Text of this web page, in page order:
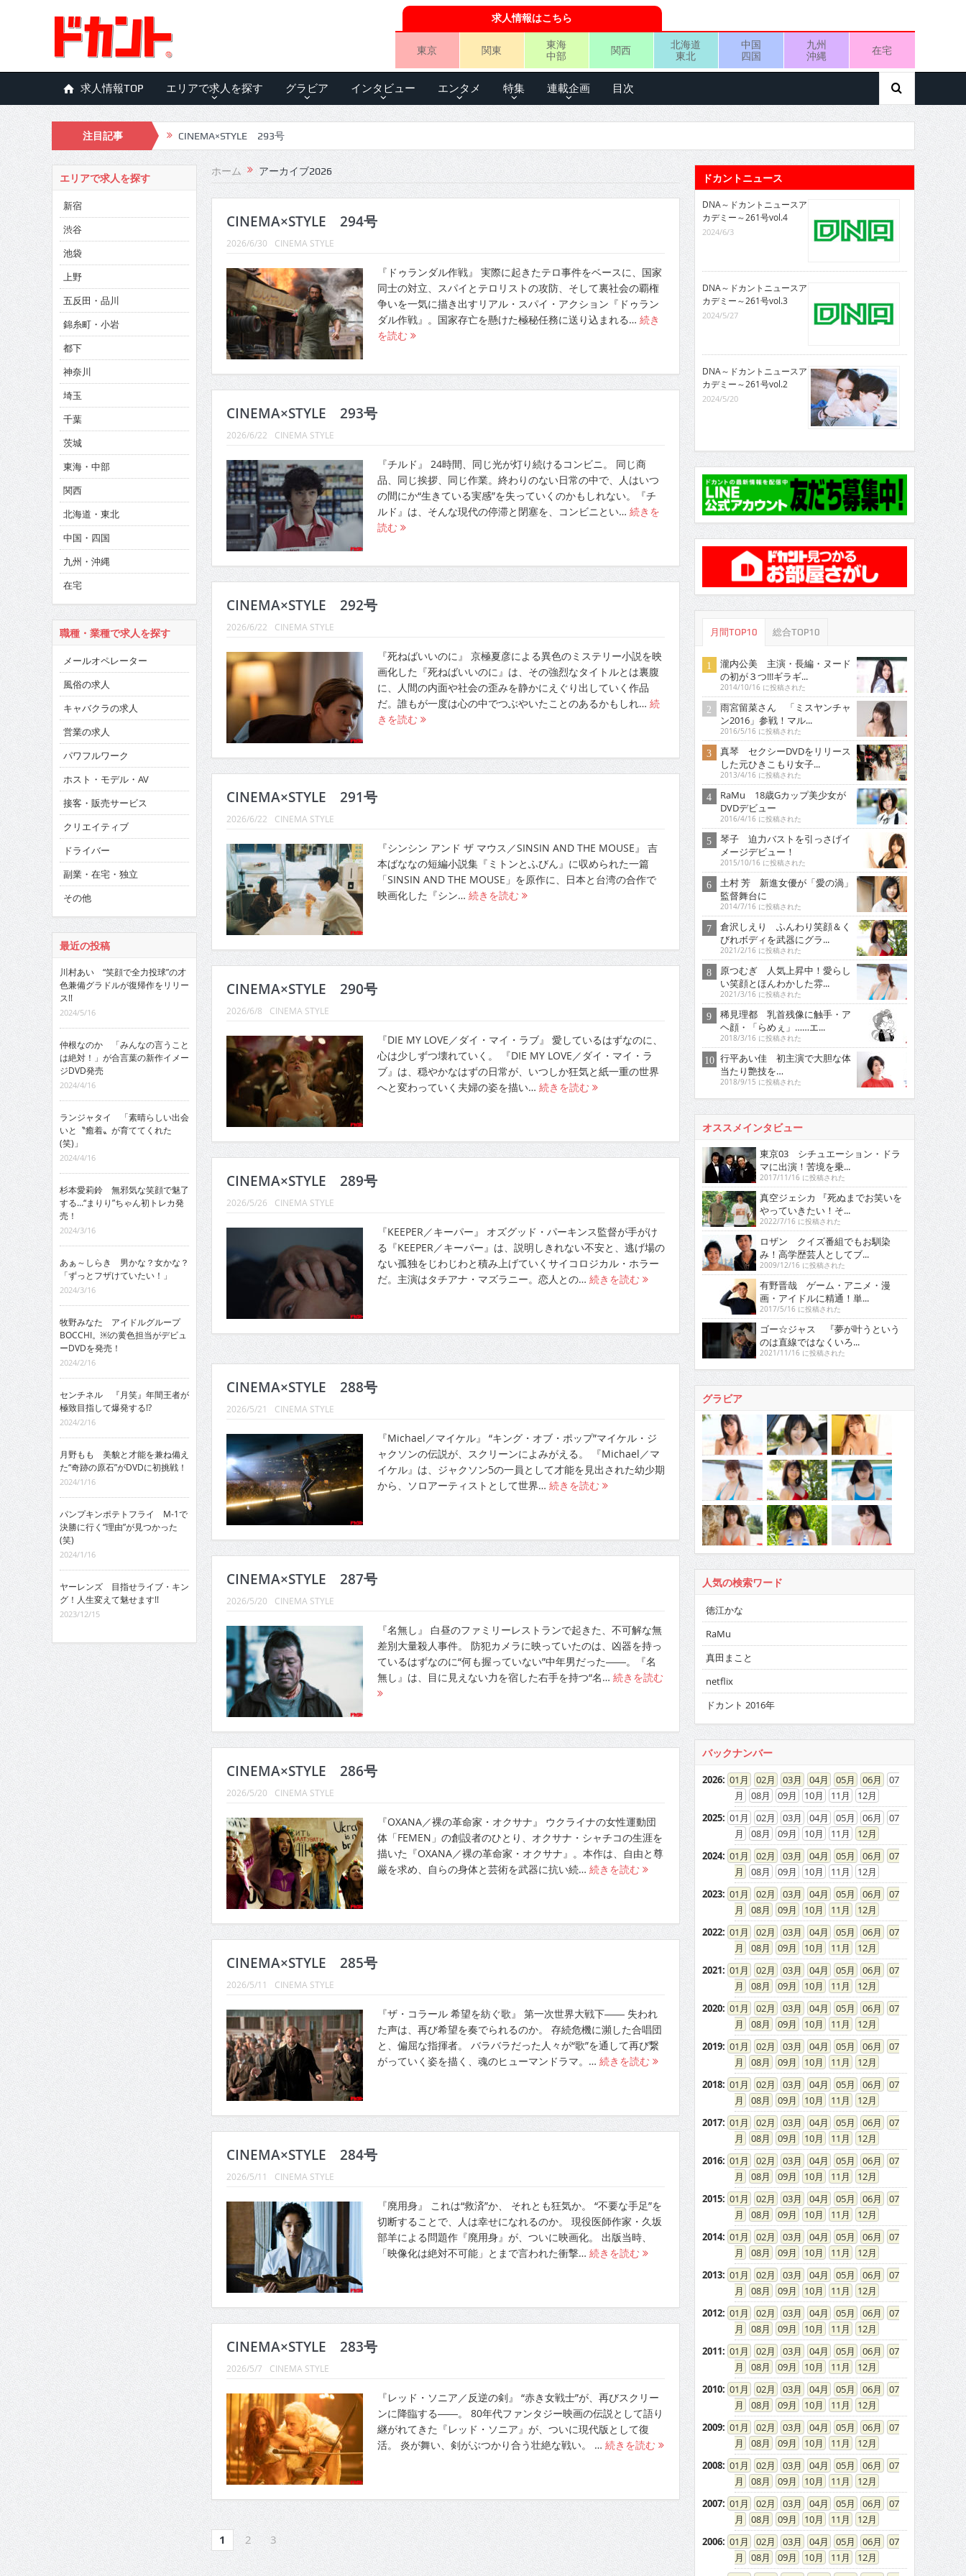
求人情報はこちら
東京 関東
東海
中部
関西
北海道
東北
中国
四国
九州
沖縄
在宅
求人情報TOP エリアで求人を探す グラビア インタビュー エンタメ 特集 連載企画 目次
注目記事 CINEMA×STYLE 293号
CINEMA×STYLE 292号
CINEMA×STYLE 291号
CINEMA×STYLE 290号
CINEMA×STYLE 289号
CINEMA×STYLE 288号
CINEMA×STYLE 287号
CINEMA×STYLE 286号
CINEMA×STYLE 285号
CINEMA×STYLE 294号
ホーム アーカイブ2026
CINEMA×STYLE 294号
2026/6/30 CINEMA STYLE
『ドゥランダル作戦』 実際に起きたテロ事件をベースに、国家
同士の対立、スパイとテロリストの攻防、そして裏社会の覇権
争いを一気に描き出すリアル・スパイ・アクション『ドゥラン
ダル作戦』。国家存亡を懸けた極秘任務に送り込まれる… 続き
を読む
CINEMA×STYLE 293号
2026/6/22 CINEMA STYLE
『チルド』 24時間、同じ光が灯り続けるコンビニ。 同じ商
品、同じ挨拶、同じ作業。終わりのない日常の中で、人はいつ
の間にか“生きている実感”を失っていくのかもしれない。『チ
ルド』は、そんな現代の停滞と閉塞を、コンビニとい… 続きを
読む
CINEMA×STYLE 292号
2026/6/22 CINEMA STYLE
『死ねばいいのに』 京極夏彦による異色のミステリー小説を映
画化した『死ねばいいのに』は、その強烈なタイトルとは裏腹
に、人間の内面や社会の歪みを静かにえぐり出していく作品
だ。誰もが一度は心の中でつぶやいたことのあるかもしれ… 続
きを読む
CINEMA×STYLE 291号
2026/6/22 CINEMA STYLE
『シンシン アンド ザ マウス／SINSIN AND THE MOUSE』 吉
本ばななの短編小説集『ミトンとふびん』に収められた一篇
「SINSIN AND THE MOUSE」を原作に、日本と台湾の合作で
映画化した『シン… 続きを読む
CINEMA×STYLE 290号
2026/6/8 CINEMA STYLE
『DIE MY LOVE／ダイ・マイ・ラブ』 愛しているはずなのに、
心は少しずつ壊れていく。 『DIE MY LOVE／ダイ・マイ・ラ
ブ』は、穏やかなはずの日常が、いつしか狂気と紙一重の世界
へと変わっていく夫婦の姿を描い… 続きを読む
CINEMA×STYLE 289号
2026/5/26 CINEMA STYLE
『KEEPER／キーパー』 オズグッド・パーキンス監督が手がけ
る『KEEPER／キーパー』は、説明しきれない不安と、逃げ場の
ない孤独をじわじわと積み上げていくサイコロジカル・ホラー
だ。主演はタチアナ・マズラニー。恋人との… 続きを読む
CINEMA×STYLE 288号
2026/5/21 CINEMA STYLE
『Michael／マイケル』 “キング・オブ・ポップ”マイケル・ジ
ャクソンの伝説が、スクリーンによみがえる。 『Michael／マ
イケル』は、ジャクソン5の一員として才能を見出された幼少期
から、ソロアーティストとして世界… 続きを読む
CINEMA×STYLE 287号
2026/5/20 CINEMA STYLE
『名無し』 白昼のファミリーレストランで起きた、不可解な無
差別大量殺人事件。 防犯カメラに映っていたのは、凶器を持っ
ているはずなのに“何も握っていない”中年男だった――。『名
無し』は、目に見えない力を宿した右手を持つ“名… 続きを読む
CINEMA×STYLE 286号
2026/5/20 CINEMA STYLE
『OXANA／裸の革命家・オクサナ』 ウクライナの女性運動団
体「FEMEN」の創設者のひとり、オクサナ・シャチコの生涯を
描いた『OXANA／裸の革命家・オクサナ』。本作は、自由と尊
厳を求め、自らの身体と芸術を武器に抗い続… 続きを読む
CINEMA×STYLE 285号
2026/5/11 CINEMA STYLE
『ザ・コラール 希望を紡ぐ歌』 第一次世界大戦下―― 失われ
た声は、再び希望を奏でられるのか。 存続危機に瀕した合唱団
と、偏屈な指揮者。 バラバラだった人々が“歌”を通して再び繋
がっていく姿を描く、魂のヒューマンドラマ。… 続きを読む
CINEMA×STYLE 284号
2026/5/11 CINEMA STYLE
『廃用身』 これは“救済”か、 それとも狂気か。 “不要な手足”を
切断することで、人は幸せになれるのか。 現役医師作家・久坂
部羊による問題作『廃用身』が、ついに映画化。 出版当時、
「映像化は絶対不可能」とまで言われた衝撃… 続きを読む
CINEMA×STYLE 283号
2026/5/7 CINEMA STYLE
『レッド・ソニア／反逆の剣』 “赤き女戦士”が、再びスクリー
ンに降臨する――。 80年代ファンタジー映画の伝説として語り
継がれてきた『レッド・ソニア』が、ついに現代版として復
活。 炎が舞い、剣がぶつかり合う壮絶な戦い。 … 続きを読む
1 2 3
エリアで求人を探す
新宿
渋谷
池袋
上野
五反田・品川
錦糸町・小岩
都下
神奈川
埼玉
千葉
茨城
東海・中部
関西
北海道・東北
中国・四国
九州・沖縄
在宅
職種・業種で求人を探す
メールオペレーター
風俗の求人
キャバクラの求人
営業の求人
パワフルワーク
ホスト・モデル・AV
接客・販売サービス
クリエイティブ
ドライバー
副業・在宅・独立
その他
最近の投稿
川村あい “笑顔で全力投球”の才
色兼備グラドルが復帰作をリリー
ス!!
2024/5/16
仲根なのか 「みんなの言うこと
は絶対！」が合言葉の新作イメー
ジDVD発売
2024/4/16
ランジャタイ 「素晴らしい出会
いと〝癒着〟が育ててくれた
(笑)」
2024/4/16
杉本愛莉鈴 無邪気な笑顔で魅了
する…“まりり”ちゃん初トレカ発
売！
2024/3/16
あぁ～しらき 男かな？女かな？
「ずっとフザけていたい！」
2024/3/16
牧野みなた アイドルグループ
BOCCHI。￼の黄色担当がデビュ
ーDVDを発売！
2024/2/16
センチネル 『月笑』年間王者が
極致目指して爆発する!?
2024/2/16
月野もも 美貌と才能を兼ね備え
た“奇跡の原石”がDVDに初挑戦！
2024/1/16
パンプキンポテトフライ M-1で
決勝に行く“理由”が見つかった
(笑)
2024/1/16
ヤーレンズ 目指せライブ・キン
グ！人生変えて魅せます!!
2023/12/15
ドカントニュース
DNA～ドカントニュースア
カデミー～261号vol.4
2024/6/3
DNA～ドカントニュースア
カデミー～261号vol.3
2024/5/27
DNA～ドカントニュースア
カデミー～261号vol.2
2024/5/20
月間TOP10 総合TOP10
瀧内公美 主演・長編・ヌード
の初が３つ!!!ギラギ...
2014/10/16 に投稿された
雨宮留菜さん 「ミスヤンチャ
ン2016」参戦！マル...
2016/5/16 に投稿された
真琴 セクシーDVDをリリース
した元ひきこもり女子...
2013/4/16 に投稿された
RaMu 18歳Gカップ美少女が
DVDデビュー
2016/4/16 に投稿された
琴子 迫力バストを引っさげイ
メージデビュー！
2015/10/16 に投稿された
土村 芳 新進女優が「愛の渦」
監督舞台に
2014/7/16 に投稿された
倉沢しえり ふんわり笑顔＆く
びれボディを武器にグラ...
2021/2/16 に投稿された
原つむぎ 人気上昇中！愛らし
い笑顔とほんわかした雰...
2021/3/16 に投稿された
稀見理都 乳首残像に触手・ア
ヘ顔・「らめぇ」……エ...
2018/3/16 に投稿された
行平あい佳 初主演で大胆な体
当たり艶技を…
2018/9/15 に投稿された
オススメインタビュー
東京03 シチュエーション・ドラ
マに出演！苦境を乗...
2017/11/16 に投稿された
真空ジェシカ 『死ぬまでお笑いを
やっていきたい！そ...
2022/7/16 に投稿された
ロザン クイズ番組でもお馴染
み！高学歴芸人としてブ...
2009/12/16 に投稿された
有野晋哉 ゲーム・アニメ・漫
画・アイドルに精通！単...
2017/5/16 に投稿された
ゴー☆ジャス 『夢が叶うという
のは直線ではなくいろ...
2021/11/16 に投稿された
グラビア
人気の検索ワード
徳江かな
RaMu
真田まこと
netflix
ドカント 2016年
バックナンバー
2026: 01 02 03 04 05 06
07
08
09 10 11
12
2025: 01 02 03 04 05 06
07
08
09 10 11
12
2024: 01 02 03 04 05 06
07
08
09 10 11
12
2023: 01 02 03 04 05 06
07
08
09 10 11
12
2022: 01 02 03 04 05 06
07
08
09 10 11
12
2021: 01 02 03 04 05 06
07
08
09 10 11
12
2020: 01 02 03 04 05 06
07
08
09 10 11
12
2019: 01 02 03 04 05 06
07
08
09 10 11
12
2018: 01 02 03 04 05 06
07
08
09 10 11
12
2017: 01 02 03 04 05 06
07
08
09 10 11
12
2016: 01 02 03 04 05 06
07
08
09 10 11
12
2015: 01 02 03 04 05 06
07
08
09 10 11
12
2014: 01 02 03 04 05 06
07
08
09 10 11
12
2013: 01 02 03 04 05 06
07
08
09 10 11
12
2012: 01 02 03 04 05 06
07
08
09 10 11
12
2011: 01 02 03 04 05 06
07
08
09 10 11
12
2010: 01 02 03 04 05 06
07
08
09 10 11
12
2009: 01 02 03 04 05 06
07
08
09 10 11
12
2008: 01 02 03 04 05 06
07
08
09 10 11
12
2007: 01 02 03 04 05 06
07
08
09 10 11
12
2006: 01 02 03 04 05 06
07
08
09 10 11
12